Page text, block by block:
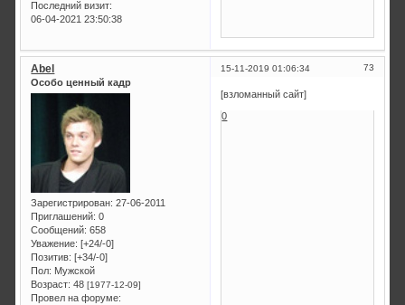
Последний визит:
06-04-2021 23:50:38
73
15-11-2019 01:06:34
Abel
Особо ценный кадр
Зарегистрирован: 27-06-2011
Приглашений: 0
Сообщений: 658
Уважение: [+24/-0]
Позитив: [+34/-0]
Пол: Мужской
Возраст: 48[1977-12-09]
Провел на форуме:
[взломанный сайт]
0